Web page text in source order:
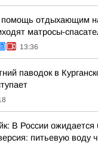
отдыхающим
матросы-
13:36
паводок в
В России ожидается
питьевую воду